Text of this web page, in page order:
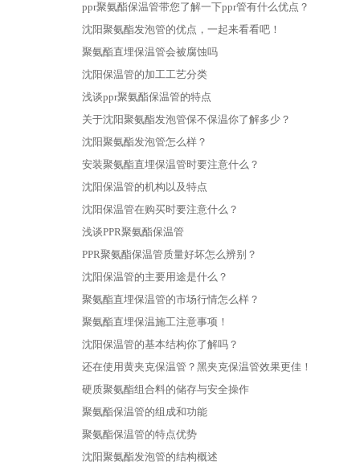
ppr聚氨酯保温管带您了解一下ppr管有什么优点？
沈阳聚氨酯发泡管的优点，一起来看看吧！
聚氨酯直埋保温管会被腐蚀吗
沈阳保温管的加工工艺分类
浅谈ppr聚氨酯保温管的特点
关于沈阳聚氨酯发泡管保不保温你了解多少？
沈阳聚氨酯发泡管怎么样？
安装聚氨酯直埋保温管​时要注意什么？
沈阳保温管的机构以及特点
沈阳保温管在购买时要注意什么？
浅谈PPR聚氨酯保温管
PPR聚氨酯保温管质量好坏怎么辨别？
沈阳保温管的主要用途是什么？
聚氨酯直埋保温管的市场行情怎么样？
聚氨酯直埋保温施工注意事项！
沈阳保温管的基本结构你了解吗？
还在使用黄夹克保温管？黑夹克保温管效果更佳！
硬质聚氨酯组合料的储存与安全操作
聚氨酯保温管的组成和功能
聚氨酯保温管的特点优势
沈阳聚氨酯发泡管的结构概述